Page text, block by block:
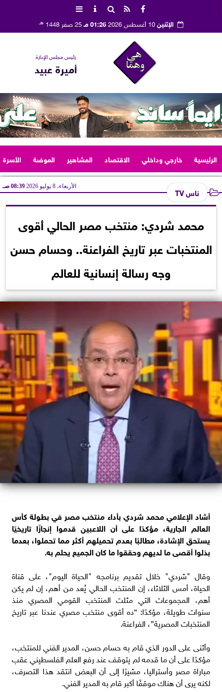
الإثنين10 أغسطس 2026 01:26 مـ 25 صفر 1448 هـ
رئيس مجلس الإدارة
أميرة عبيد
الرئيسية خارجي وداخلي الاقتصاد المشاهير الموضة الأسرة
ناس TV الأربعاء، 8 يوليو 2026 08:39 صـ
محمد شردي: منتخب مصر الحالي أقوى
المنتخبات عبر تاريخ الفراعنة.. وحسام حسن
وجه رسالة إنسانية للعالم
أشاد الإعلامي محمد شردي بأداء منتخب مصر في بطولة كأس
العالم الجارية، مؤكدًا على أن اللاعبين قدموا إنجازًا تاريخيًا
يستحق الإشادة، مطالبًا بعدم تحميلهم أكثر مما تحملوا، بعدما
بذلوا أقصى ما لديهم وحققوا ما كان الجميع يحلم به.
وقال "شردي" خلال تقديم برنامجه "الحياة اليوم"، على قناة
الحياة، أمس الثلاثاء، إن المنتخب الحالي يُعد من أهم، إن لم يكن
أهم، المجموعات التي مثلت المنتخب القومي المصري منذ
سنوات طويلة، مؤكدًا: “ده أقوى منتخب مصري عندنا عبر تاريخ
المنتخبات المصرية”، الفراعنة.
وأثنى على الدور الذي قام به حسام حسن، المدير الفني للمنتخب،
مؤكدًا على أن ما قدمه لم يتوقف عند رفع العلم الفلسطيني عقب
مباراة مصر وأستراليا، مشيرًا إلى أن البعض انتقد هذا التصرف،
لكنه يرى أن هناك موقفًا أكبر قام به المدير الفني.